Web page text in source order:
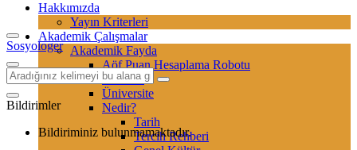
Hakkımızda
Yayın Kriterleri
Akademik Çalışmalar
Akademik Fayda
Aöf Puan Hesaplama Robotu
Sertifika
Üniversite
Nedir?
Tarih
Tercih Rehberi
Sosyologer
Bildirimler
Bildiriminiz bulunmamaktadır.